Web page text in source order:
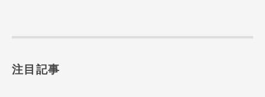
注目記事